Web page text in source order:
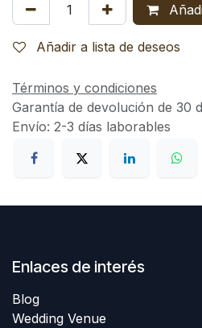
Añadir a lista de deseos
Términos y condiciones
Garantía de devolución de 30
Envío: 2-3 días laborables
Enlaces de interés
Blog
Wedding Venue